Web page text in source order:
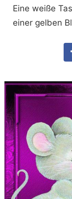
Eine weiße
einer gelben